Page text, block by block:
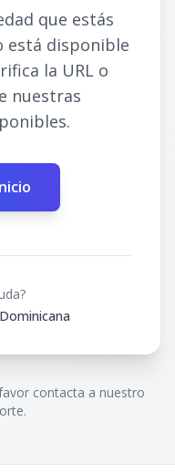
que estás
está disponible
la URL o
nuestras
contacta a nuestro